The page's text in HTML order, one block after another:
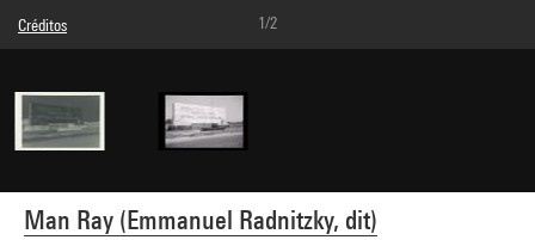
Man Ray (Emmanuel Radnitzky, dit)
Créditos
© Man Ray Trust / Adagp, Paris
1/2